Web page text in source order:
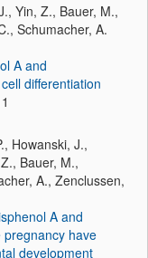
Yin, Z., Bauer, M.,
Schumacher, A.
A and
differentiation
Howanski, J.,
Bauer, M.,
A., Zenclussen,
A and
have
development